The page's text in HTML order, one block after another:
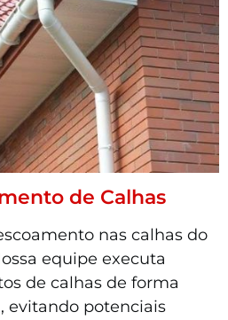
de Calhas
nas calhas do
equipe executa
de calhas de forma
evitando potenciais